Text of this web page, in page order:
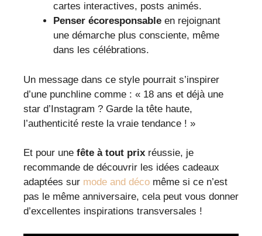
cartes interactives, posts animés.
Penser écoresponsable en rejoignant
une démarche plus consciente, même
dans les célébrations.
Un message dans ce style pourrait s’inspirer
d’une punchline comme : « 18 ans et déjà une
star d’Instagram ? Garde la tête haute,
l’authenticité reste la vraie tendance ! »
Et pour une fête à tout prix réussie, je
recommande de découvrir les idées cadeaux
adaptées sur mode and déco même si ce n’est
pas le même anniversaire, cela peut vous donner
d’excellentes inspirations transversales !